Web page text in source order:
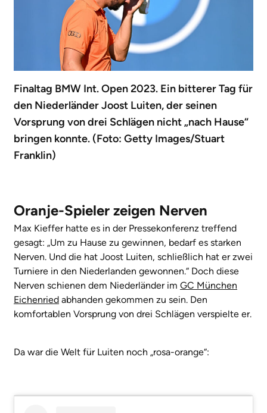
Finaltag BMW Int. Open 2023. Ein bitterer Tag für
den Niederländer Joost Luiten, der seinen
Vorsprung von drei Schlägen nicht „nach Hause“
bringen konnte. (Foto: Getty Images/Stuart
Franklin)
Oranje-Spieler zeigen Nerven
Max Kieffer hatte es in der Pressekonferenz treffend
gesagt: „Um zu Hause zu gewinnen, bedarf es starken
Nerven. Und die hat Joost Luiten, schließlich hat er zwei
Turniere in den Niederlanden gewonnen.“ Doch diese
Nerven schienen dem Niederländer im GC München
Eichenried abhanden gekommen zu sein. Den
komfortablen Vorsprung von drei Schlägen verspielte er.
Da war die Welt für Luiten noch „rosa-orange“: